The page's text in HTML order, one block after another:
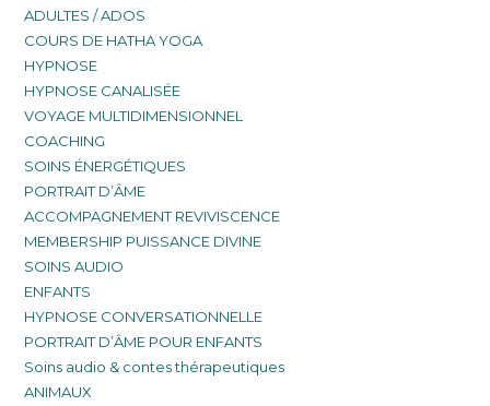
ADULTES / ADOS
COURS DE HATHA YOGA
HYPNOSE
HYPNOSE CANALISÉE
VOYAGE MULTIDIMENSIONNEL
COACHING
SOINS ÉNERGÉTIQUES
PORTRAIT D’ÂME
ACCOMPAGNEMENT REVIVISCENCE
MEMBERSHIP PUISSANCE DIVINE
SOINS AUDIO
ENFANTS
HYPNOSE CONVERSATIONNELLE
PORTRAIT D’ÂME POUR ENFANTS
Soins audio & contes thérapeutiques
ANIMAUX